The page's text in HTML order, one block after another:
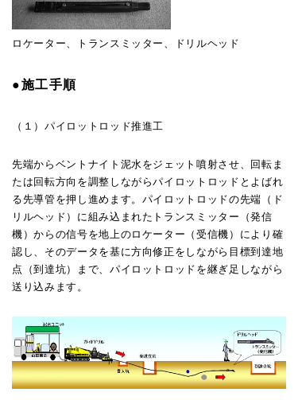
ロケーター、トランスミッター、ドリルヘッド
●施工手順
（１）パイロットロッド推進工
先端からベントナイト泥水をジェット噴射させ、回転ま
たは回転方向を調整しながらパイロットロッドとよばれ
る先導管を押し進めます。パイロットロッドの先端（ド
リルヘッド）に組み込まれたトランスミッター（発信
機）からの信号を地上のロケーター（受信機）により確
認し、そのデータを基に方向修正をしながら目標到達地
点（到達坑）まで、パイロットロッドを継ぎ足しながら
送り込みます。